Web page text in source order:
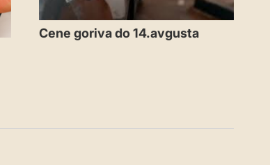
Cene goriva do 14.avgusta